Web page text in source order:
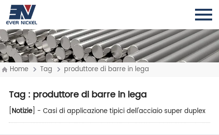
Home Tag produttore di barre in lega
Tag: produttore di barre in lega
[Notizie] - Casi di applicazione tipici dell'acciaio super duplex